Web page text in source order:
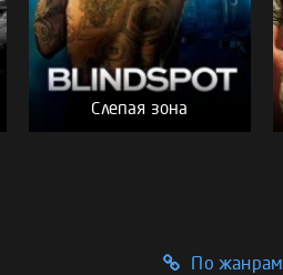
Слепая зона
По жанрам